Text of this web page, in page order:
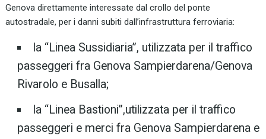
Genova direttamente interessate dal crollo del ponte
autostradale, per i danni subiti dall’infrastruttura ferroviaria:
la “Linea Sussidiaria”, utilizzata per il traffico
passeggeri fra Genova Sampierdarena/Genova
Rivarolo e Busalla;
la “Linea Bastioni”,utilizzata per il traffico
passeggeri e merci fra Genova Sampierdarena e